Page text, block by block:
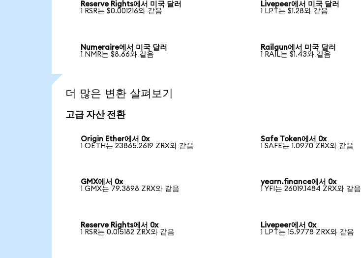
Reserve Rights에서 미국 달러
1 RSR는 $0.001216와 같음
Livepeer에서 미국 달러
1 LPT는 $1.28와 같음
Numeraire에서 미국 달러
1 NMR는 $8.66와 같음
Railgun에서 미국 달러
1 RAIL는 $1.43와 같음
더 많은 변환 살펴보기
고급 자산 전환
Origin Ether에서 0x
1 OETH는 23865.2619 ZRX와 같음
Safe Token에서 0x
1 SAFE는 1.0970 ZRX와 같음
GMX에서 0x
1 GMX는 79.3898 ZRX와 같음
yearn.finance에서 0x
1 YFI는 26019.1484 ZRX와 같음
Reserve Rights에서 0x
1 RSR는 0.015182 ZRX와 같음
Livepeer에서 0x
1 LPT는 15.9778 ZRX와 같음